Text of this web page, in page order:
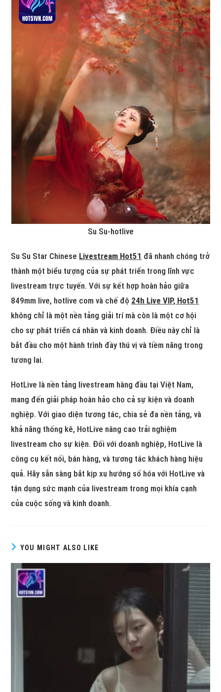
Su Su-hotlive
Su Su Star Chinese Livestream Hot51 đã nhanh chóng trở
thành một biểu tượng của sự phát triển trong lĩnh vực
livestream trực tuyến. Với sự kết hợp hoàn hảo giữa
849mm live, hotlive com và chế độ 24h Live VIP, Hot51
không chỉ là một nền tảng giải trí mà còn là một cơ hội
cho sự phát triển cá nhân và kinh doanh. Điều này chỉ là
bắt đầu cho một hành trình đầy thú vị và tiềm năng trong
tương lai.
HotLive là nền tảng livestream hàng đầu tại Việt Nam,
mang đến giải pháp hoàn hảo cho cả sự kiện và doanh
nghiệp. Với giao diện tương tác, chia sẻ đa nền tảng, và
khả năng thống kê, HotLive nâng cao trải nghiệm
livestream cho sự kiện. Đối với doanh nghiệp, HotLive là
công cụ kết nối, bán hàng, và tương tác khách hàng hiệu
quả. Hãy sẵn sàng bắt kịp xu hướng số hóa với HotLive và
tận dụng sức mạnh của livestream trong mọi khía cạnh
của cuộc sống và kinh doanh.
YOU MIGHT ALSO LIKE